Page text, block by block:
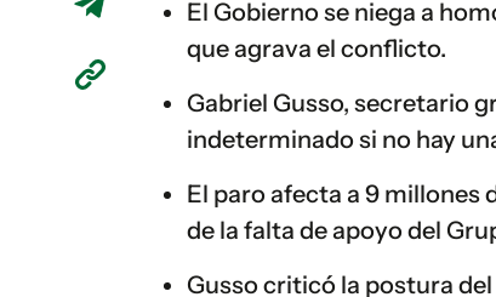
El Gobierno se niega a
que agrava el conflicto.
Gabriel Gusso, secretario
indeterminado si no hay
El paro afecta a 9 millones
de la falta de apoyo del
Gusso criticó la postura